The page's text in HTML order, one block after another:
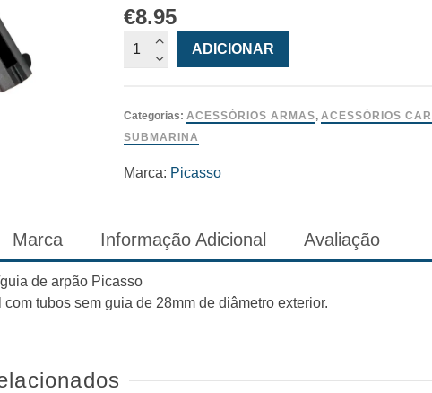
€8.95
Quantidade
ADICIONAR
Categorias:ACESSÓRIOS ARMAS,ACESSÓRIOS
SUBMARINA
Marca: Picasso
Marca Informação Adicional Avaliação
de arpão Picasso
tubos sem guia de 28mm de diâmetro exterior.